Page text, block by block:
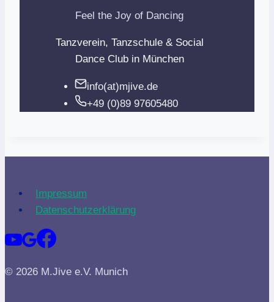
Feel the Joy of Dancing
Tanzverein, Tanzschule & Social
Dance Club in München
info(at)mjive.de
+49 (0)89 97605480
Impressum
Datenschutzerklärung
© 2026 M.Jive e.V. Munich